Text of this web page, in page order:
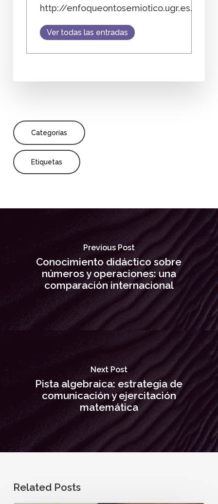
http://enfoqueontosemiotico.ugr.es.
Ver todas las entradas
Categorías
Etiquetas
Previous Post
Conocimiento didáctico sobre
números y operaciones: una
comparación internacional
Next Post
Pista algebraica: estrategia de
comunicación y ejercitación
matemática
Related Posts